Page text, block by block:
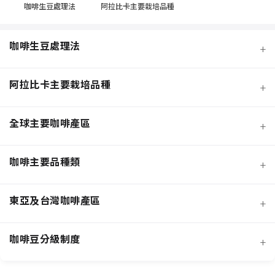
咖啡生豆處理法 阿拉比卡主要栽培品種
咖啡生豆處理法 +
阿拉比卡主要栽培品種 +
全球主要咖啡產區 +
咖啡主要品種類 +
東亞及台灣咖啡產區 +
咖啡豆分級制度 +